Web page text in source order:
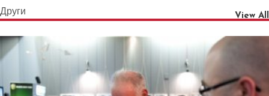
Други View All